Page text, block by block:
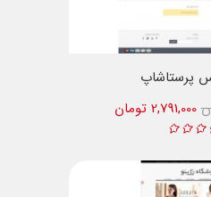
پرستاشاپ
2,791,000 تومان